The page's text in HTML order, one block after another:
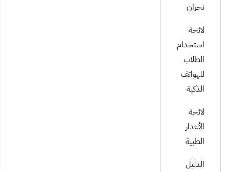
نجران
لائحة
استخدام
الطلاب
للهواتف
الذكية
لائحة
الأعذار
الطبية
الدليل